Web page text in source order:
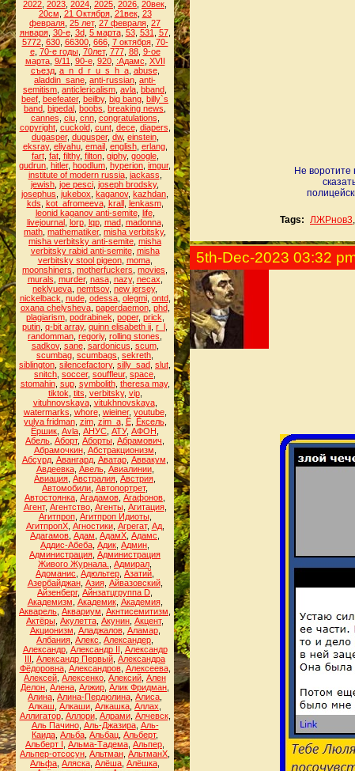
2022 2023 2024 2025 2026 20век
20см 21 Октября, 21век, 23
февраля 25 лет, 27 февраля 27
января, 30-е, 3d, 5 марта, 53, 531 57,
5772, 630, 66300, 666, 7 октября, 70-
е, 70-е годы, 70лет, 777, 88, 9-ое
марта, 9/11 90-е, 920, :Адамс XVII
съезд, a_n_d_r_u_s_h_a, abuse,
aladdin_sane anti-russian anti-
semitism anticlericalism avla bband
beef beefeater, beilby, big bang billy`s
band bipedal boobs breaking news
cannes ciu, cnn, congratulations
copyright, cuckold, cunt, dece, diapers
dugasper, dugusper, dw, einstein,
eksray, eliyahu, email, english, erlang,
fart, fat, filthy, filton, giphy, google,
gudrun hitler, hoodlum hyperion imgur,
institute of modern russia, jackass
jewish joe pesci joseph brodsky,
josephus jukebox kaganov, kazhdan
kds kot_afromeeva, krall, lenkasm,
leonid kaganov anti-semite, life,
livejournal, lorp, lqp, mad, madonna,
math mathematiker, misha verbitsky,
misha verbitsky anti-semite misha
verbitsky rabid anti-semite, misha
verbitsky stool pigeon, moma,
moonshiners motherfuckers movies
murals murder, nasa, nazy, necax
neklyueva nemtsov, new jersey,
nickelback nude, odessa, olegmi, ontd,
oxana chelysheva, paperdaemon, phd,
plagiarism, podrabinek poper, prick
putin q-bit array, quinn elisabeth ii r_l
randomman regoriy, rolling stones
sadkov, sane, sardonicus scum,
scumbag scumbags sekreth
siblington silencefactory, silly_sad slut
snitch soccer, souffleur, space
stomahin, sup, symbolith, theresa may,
tiktok tits verbitsky, vip,
vituhnovskaya, vitukhnovskaya,
watermarks whore, wieiner, youtube,
yulya fridman, zim, zim_a, Ё, Ёксель,
Ёршик Аvla АНУС АТУ, АФОН
Абель Аборт, Аборты Абрамович
Абрамочкин, Абстракционизм
Абсурд, Авангард, Аватар, Аввакум
Авдеевка, Авель, Авиалинии,
Авиация Австралия Австрия
Автомобили Автопортрет,
Автостоянка Агадамов Агафонов
Агент, Агентство, Агенты, Агитация,
Агитпроп, Агитпроп Идиоты,
АгитпропХ, Агностики, Агрегат, Ад,
Адагамов Адам АдамХ Адамс
Аддис-Абеба Адик Админ
Администрация Администрация
Живого Журнала.
Адмирал
Адоманис Адюльтер Азатий
Азербайджан, Азия, Айвазовский,
Айзенберг, Айнзатцгруппа D
Академизм Академик, Академия,
Акварель Аквариум Акнтисемитизм
Актёры Акулетта Акунин Акцент,
Акционизм Аладжалов, Аламар,
Албания Алекс Александер
Александр, Александр II Александр
III Александр Первый Александра
Фёдоровна, Александров, Алексеева,
Алексей Алексенко Алексий Ален
Делон Алена Алжир Алик Фридман
Алина Алина-Пердюлина Алиса
Алкаш Алкаши Алкашка Аллах
Аллигатор, Аллори, Алрами, Алчевск,
Аль Пачино, Аль-Джазира, Аль-
Каида Альба Альбац Альберт,
Альберт I Альма-Тадема Альпер
Альпер-отсосун Альтман АльтманХ
Альфа Аляска Алёша Алёшка
Не воротите
Tags: ЛЖРнов3,
5th-Dec-2023 03:32